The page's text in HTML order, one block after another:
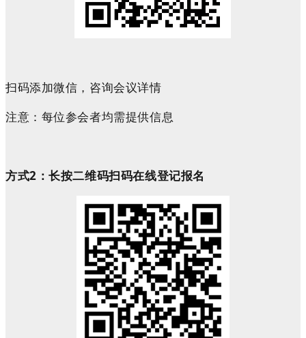
扫码添加微信，咨询会议详情
注意：每位参会者均需提供信息
方式2 ：长按二维码扫码在线登记报名